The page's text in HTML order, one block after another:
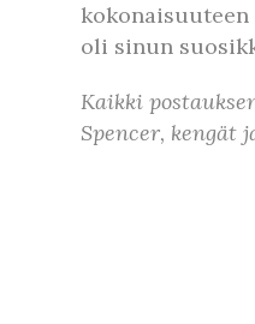
oli sinun
Kaikki
Spencer, kengät